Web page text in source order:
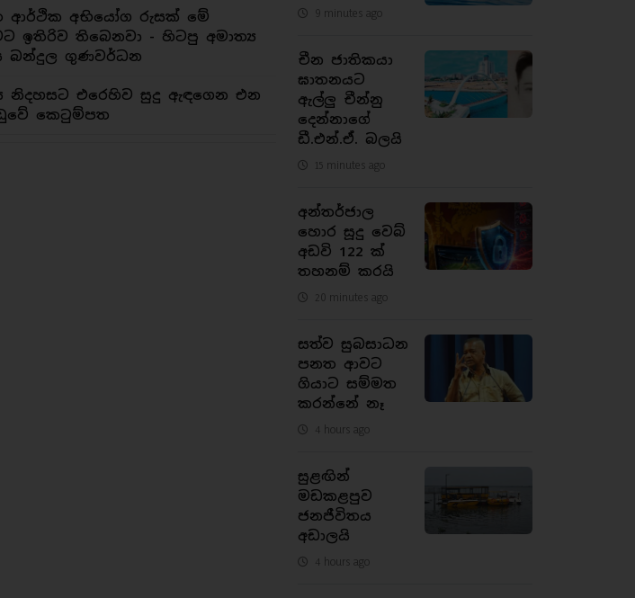
ආර්ථික අභියෝග රුසක් මේ
ඉතිරිව තිබෙනවා - හිටපු අමාත්‍ය
බන්දුල ගුණවර්ධන
නිදහසට එරෙහිව සුදු ඇඳගෙන එන
කෙටුම්පත
9 minutes ago
චීන ජාතිකයා
ඝාතනයට
ඇල්ලු චීන්නු
දෙන්නාගේ
ඩී.එන්.ඒ. බලයි
15 minutes ago
අන්තර්ජාල
හොර සූදු වෙබ්
අඩවි 122 ක්
තහනම් කරයි
20 minutes ago
සත්ව සුබසාධන
පනත ආවට
ගියාට සම්මත
කරන්නේ නෑ
4 hours ago
සුළඟින්
මඩකළපුව
ජනජීවිතය
අඩාලයි
4 hours ago